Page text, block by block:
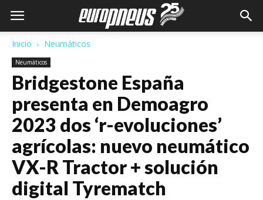
Inicio Neumáticos
Neumáticos
Bridgestone España
presenta en Demoagro
2023 dos ‘r-evoluciones’
agrícolas: nuevo neumático
VX-R Tractor + solución
digital Tyrematch